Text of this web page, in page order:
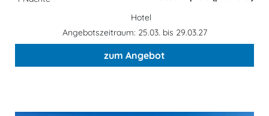
Hotel
Angebotszeitraum: 25.03. bis 29.03.27
zum Angebot